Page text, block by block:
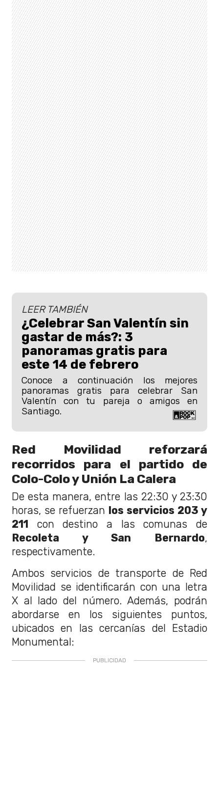
LEER TAMBIÉN
¿Celebrar San Valentín sin
gastar de más?: 3
panoramas gratis para
este 14 de febrero
Conoce a continuación los mejores
panoramas gratis para celebrar San
Valentín con tu pareja o amigos en
Santiago.
Red Movilidad reforzará
recorridos para el partido de
Colo-Colo y Unión La Calera
De esta manera, entre las 22:30 y 23:30
horas, se refuerzan los servicios 203 y
211
con destino a las comunas de
Recoleta y San Bernardo,
respectivamente.
Ambos servicios de transporte de Red
Movilidad se identificarán con una letra
X al lado del número. Además, podrán
abordarse en los siguientes puntos,
ubicados en las cercanías del Estadio
Monumental: